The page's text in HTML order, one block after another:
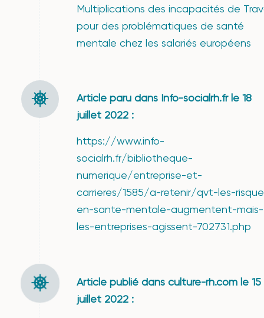
Multiplications des incapacités de
pour des problématiques de santé
mentale chez les salariés européens
Article paru dans Info-socialrh.fr le 18
juillet 2022 :
https://www.info-
socialrh.fr/bibliotheque-
numerique/entreprise-et-
carrieres/1585/a-retenir/qvt-les-
en-sante-mentale-augmentent-mais-
les-entreprises-agissent-702731.php
Article publié dans culture-rh.com le 15
juillet 2022 :